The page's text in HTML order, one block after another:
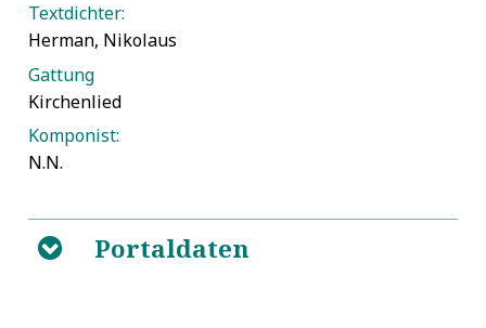
Textdichter:
Herman, Nikolaus
Gattung
Kirchenlied
Komponist:
N.N.
B Portaldaten